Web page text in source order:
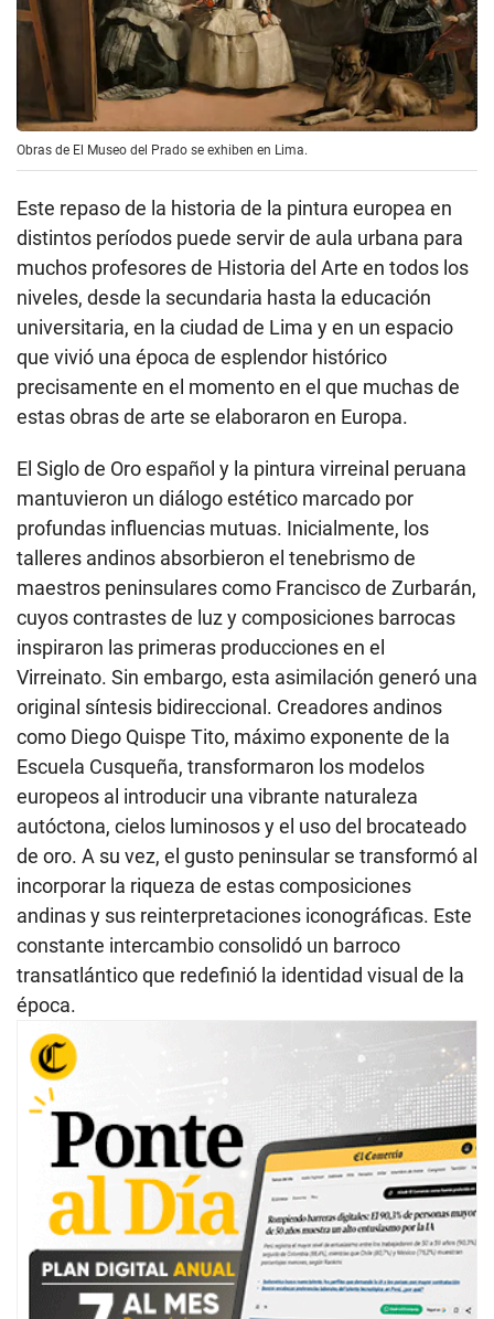
Obras de El Museo del Prado se exhiben en Lima.
Este repaso de la historia de la pintura europea en
distintos períodos puede servir de aula urbana para
muchos profesores de Historia del Arte en todos los
niveles, desde la secundaria hasta la educación
universitaria, en la ciudad de Lima y en un espacio
que vivió una época de esplendor histórico
precisamente en el momento en el que muchas de
estas obras de arte se elaboraron en Europa.
El Siglo de Oro español y la pintura virreinal peruana
mantuvieron un diálogo estético marcado por
profundas influencias mutuas. Inicialmente, los
talleres andinos absorbieron el tenebrismo de
maestros peninsulares como Francisco de Zurbarán,
cuyos contrastes de luz y composiciones barrocas
inspiraron las primeras producciones en el
Virreinato. Sin embargo, esta asimilación generó una
original síntesis bidireccional. Creadores andinos
como Diego Quispe Tito, máximo exponente de la
Escuela Cusqueña, transformaron los modelos
europeos al introducir una vibrante naturaleza
autóctona, cielos luminosos y el uso del brocateado
de oro. A su vez, el gusto peninsular se transformó al
incorporar la riqueza de estas composiciones
andinas y sus reinterpretaciones iconográficas. Este
constante intercambio consolidó un barroco
transatlántico que redefinió la identidad visual de la
época.